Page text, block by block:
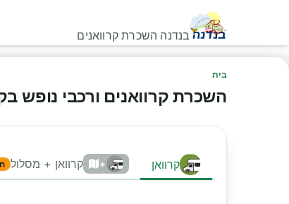
בנדנה השכרת קרוואנים
בית
השכרת קרוואנים ורכבי נופש
קרוואן + קרוואן + מסלול